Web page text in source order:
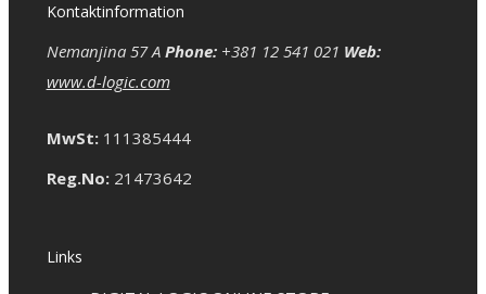
Kontaktinformation
Nemanjina 57 A Phone:+381 12 541 021 Web:
www.d-logic.com
MwSt:111385444
Reg.No:21473642
Links